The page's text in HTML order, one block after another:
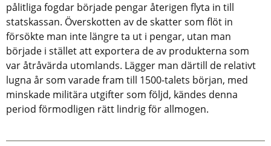
pålitliga fogdar började pengar återigen flyta in till
statskassan. Överskotten av de skatter som flöt in
försökte man inte längre ta ut i pengar, utan man
började i stället att exportera de av produkterna som
var åtråvärda utomlands. Lägger man därtill de relativt
lugna år som varade fram till 1500-talets början, med
minskade militära utgifter som följd, kändes denna
period förmodligen rätt lindrig för allmogen.